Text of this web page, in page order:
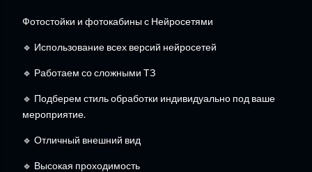
Фотостойки и фотокабины с Нейросетями
🔹 Использование всех версий нейросетей
🔹 Работаем со сложными ТЗ
🔹 Подберем стиль обработки индивидуально под ваше
мероприятие.
🔹 Отличный внешний вид
🔹 Высокая проходимость